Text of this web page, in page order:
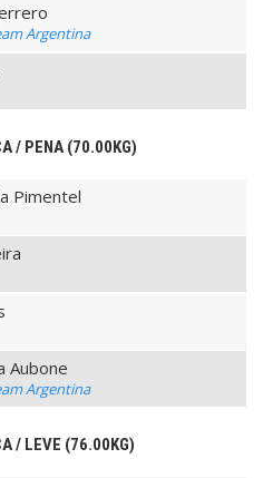
Argentina
/ PENA (70.00KG)
Pimentel
Aubone
Argentina
/ LEVE (76.00KG)